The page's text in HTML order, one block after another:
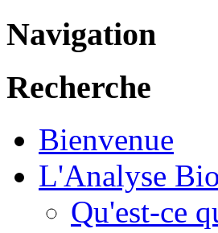
Navigation
Recherche
Bienvenue
L'Analyse
Qu'est-ce